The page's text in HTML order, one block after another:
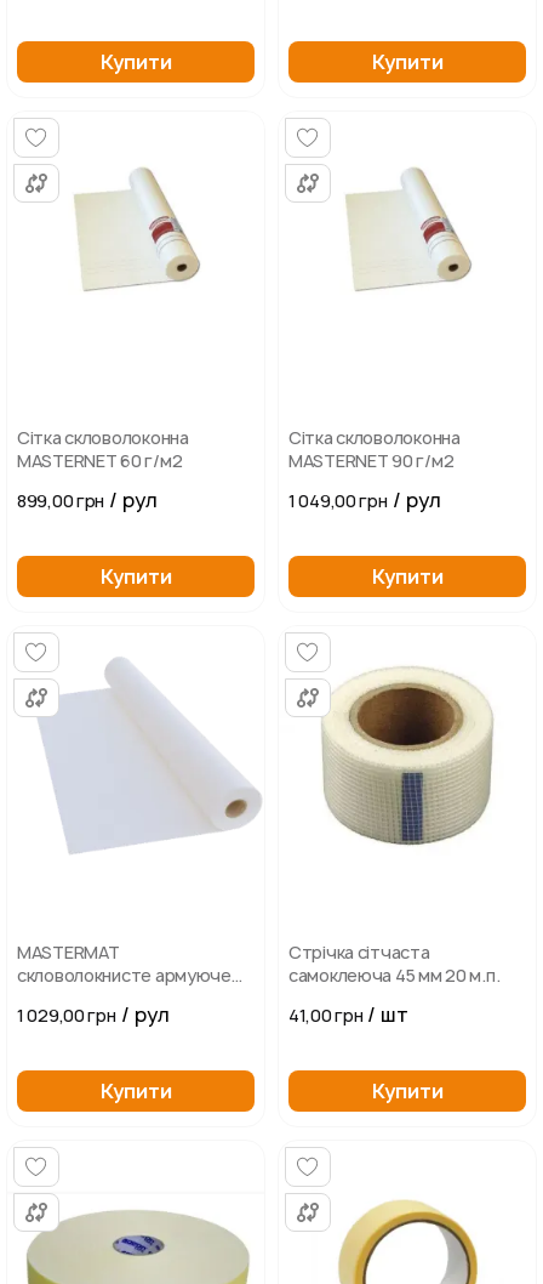
Купити Купити
Сітка скловолоконна
MASTERNET 60 г/м2
899,00 грн / рул
Купити
Сітка скловолоконна
MASTERNET 90 г/м2
1 049,00 грн / рул
Купити
MASTERMAT
скловолокнисте армуюче
1 029,00 грн / рул
Купити
Стрічка сітчаста
самоклеюча 45 мм 20 м.п.
41,00 грн / шт
Купити